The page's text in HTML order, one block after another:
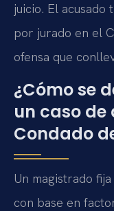
juicio. El acusado
por jurado en el
ofensa que
¿Cómo se
un caso de
Condado
Un magistrado
con base en